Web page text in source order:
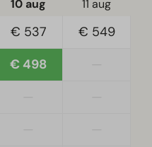
10 aug
11 aug
€ 537 € 549
€ 498